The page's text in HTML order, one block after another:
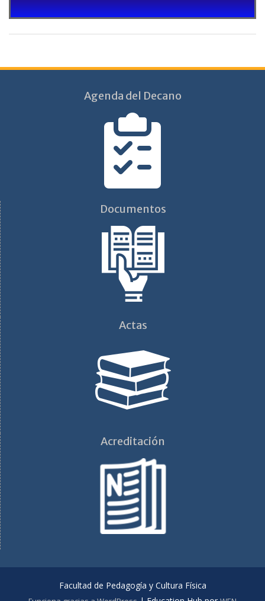
Agenda del Decano
Documentos
Actas
Acreditación
Facultad de Pedagogía y Cultura Física